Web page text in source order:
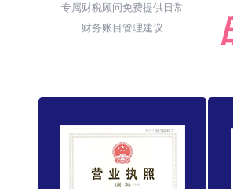
专属财税顾问免费提供日常
财务账目管理建议